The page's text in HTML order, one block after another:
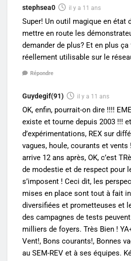
stephsea0 il y a 11 ans
Super! Un outil magique en état
mettre en route les
demander de plus? Et en plus ça
réellement utilisable sur le
Répondre
Guydegif(91) il y a 11 ans
OK, enfin, pourrait-on dire !!!!
existe et tourne depuis 2003 !!!
d’expérimentations, REX sur
vagues, houle, courants et vents
arrive 12 ans après, OK, c’est
de modestie et de respect pour
s’imposent ! Ceci dit, les
mises en place sont tout à fait
diversifiées et prometteuses et
des campagnes de tests
milliers de foyers. Très Bien !
Vent!, Bons courants!, Bonnes
au SEM-REV et à ses équipes.